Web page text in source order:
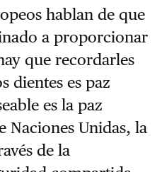
hablan de que
a proporcionar
que recordarles
dientes es paz
es la paz
Naciones Unidas, la
de la